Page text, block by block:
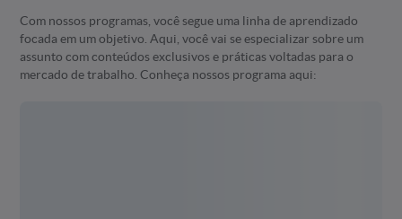
Com nossos programas, você segue uma linha de aprendizado
focada em um objetivo. Aqui, você vai se especializar sobre um
assunto com conteúdos exclusivos e práticas voltadas para o
mercado de trabalho. Conheça nossos programa aqui: